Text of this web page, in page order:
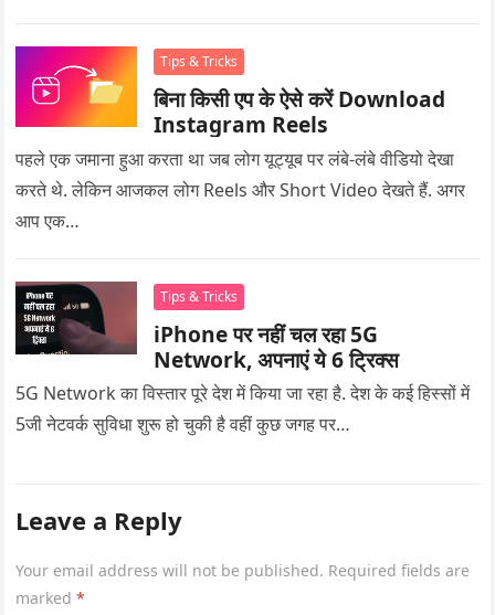
Tips & Tricks
बिना किसी एप के ऐसे करें Download
Instagram Reels
पहले एक जमाना हुआ करता था जब लोग यूट्यूब पर लंबे-लंबे वीडियो देखा
करते थे. लेकिन आजकल लोग Reels और Short Video देखते हैं. अगर
आप एक…
Tips & Tricks
iPhone पर नहीं चल रहा 5G
Network, अपनाएं ये 6 ट्रिक्स
5G Network का विस्तार पूरे देश में किया जा रहा है. देश के कई हिस्सों में
5जी नेटवर्क सुविधा शुरू हो चुकी है वहीं कुछ जगह पर…
Leave a Reply
Your email address will not be published. Required fields are
marked*